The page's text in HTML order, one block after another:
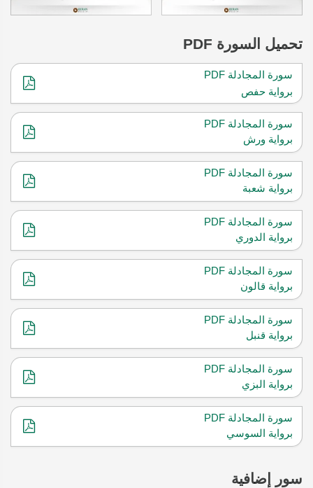
تحميل السورة PDF
سورة المجادلة PDF
برواية حفص
سورة المجادلة PDF
برواية ورش
سورة المجادلة PDF
برواية شعبة
سورة المجادلة PDF
برواية الدوري
سورة المجادلة PDF
برواية قالون
سورة المجادلة PDF
برواية قنبل
سورة المجادلة PDF
برواية البزي
سورة المجادلة PDF
برواية السوسي
سور إضافية